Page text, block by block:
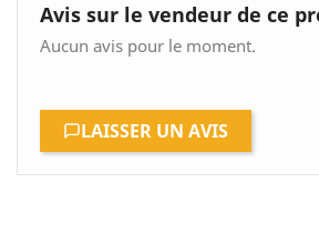
Avis sur le vendeur de ce
Aucun avis pour le moment.
LAISSER UN AVIS